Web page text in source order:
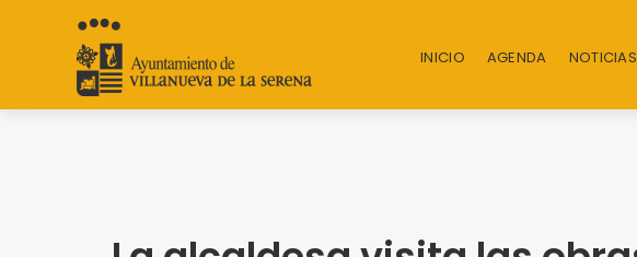
INICIO AGENDA NOTICIAS